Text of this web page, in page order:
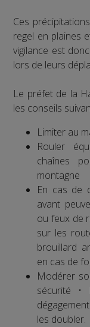
Ces
regel en plaines
vigilance est
lors de leurs
Le préfet de la
les conseils
Limiter au
Rouler
chaînes
montagne
En cas de
avant
ou feux de
sur les
brouillard
en cas de
Modérer
sécurité •
les doubler.